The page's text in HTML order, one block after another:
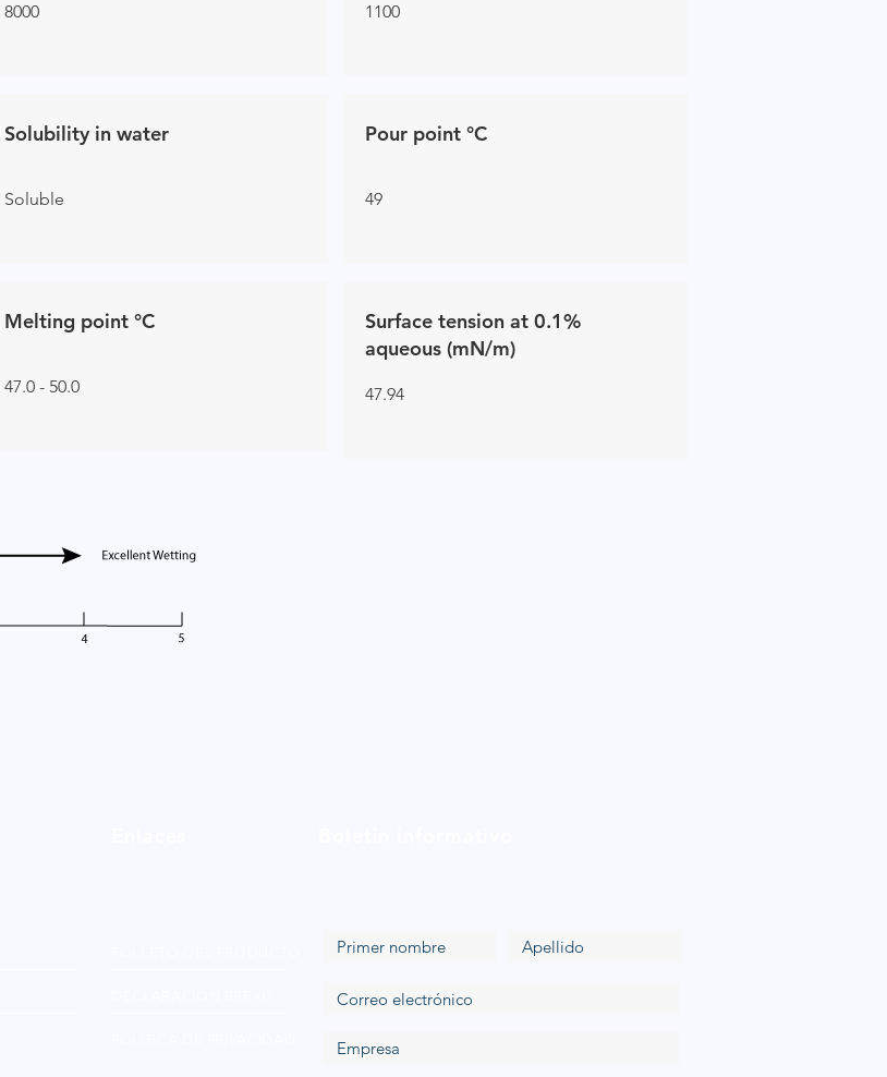
8000
Solubility in water
Soluble
Melting point °C
47.0 - 50.0
1100
Pour point °C
49
Surface tension at 0.1%
aqueous (mN/m)
47.94